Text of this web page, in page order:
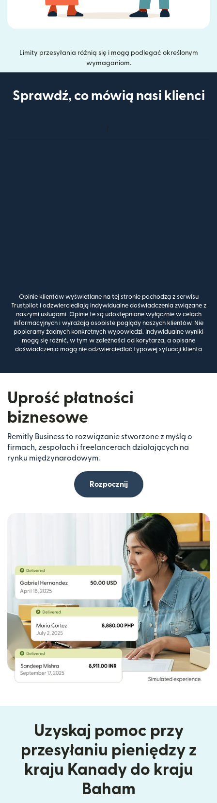
Limity przesyłania różnią się i mogą podlegać określonym
wymaganiom.
Sprawdź, co mówią nasi klienci
Opinie klientów wyświetlane na tej stronie pochodzą z serwisu
Trustpilot i odzwierciedlają indywidualne doświadczenia związane z
naszymi usługami. Opinie te są udostępniane wyłącznie w celach
informacyjnych i wyrażają osobiste poglądy naszych klientów. Nie
popieramy żadnych konkretnych wypowiedzi. Indywidualne wyniki
mogą się różnić, w tym w zależności od korytarza, a opisane
doświadczenia mogą nie odzwierciedlać typowej sytuacji klienta
Uprość płatności
biznesowe
Remitly Business to rozwiązanie stworzone z myślą o
firmach, zespołach i freelancerach działających na
rynku międzynarodowym.
Rozpocznij
Uzyskaj pomoc przy
przesyłaniu pieniędzy z
kraju Kanady do kraju
Baham